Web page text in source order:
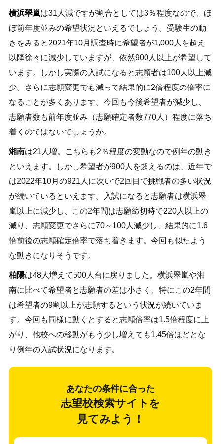
横浜翠嵐は31人減ですが割合としては3％程度なので、ほ
ぼ前年度並みの希望状況といえるでしょう。受験生の動
きをみると2021年10月調査時に希望者が1,000人を超え
以降徐々に減少していますが、依然900人以上が希望して
います。しかし実際の入試になると志願者は100人以上減
少。さらに志願変更でも減って結果的に2倍程度の倍率に
なることが多くあります。今回も今後希望者が減少し、
志願者数も前年度並み（志願確定者数770人）程度に落ち
着くのではないでしょうか。
湘南は21人増。こちらも2％程度の変動なので例年の動き
といえます。しかし希望者が900人を超えるのは、近年で
は2022年10月の921人に次いで2回目で挑戦者の多い状況
が続いているといえます。入試になると志願者は横浜翠
嵐以上に減少し、この2年間は志願締切時で220人以上の
減り、志願変更でさらに70～100人減少し、結果的に1.6
倍前後の志願確定倍率で落ち着きます。今回も似たよう
な動きになりそうです。
柏陽は48人増えて500人台に戻りました。横浜翠嵐や湘
南に比べて希望者と志願者の差は小さく、特にこの2年間
は希望者の9割以上が志願するという状況が続いていま
す。今回も同様に動くとすると志願倍率は1.5倍程度に上
がり、他校への移動がもう少し増えても1.45倍ほどとな
り例年の入試状況になります。
あなたの条件に合った
志望校検索サイトを
見てみよう！